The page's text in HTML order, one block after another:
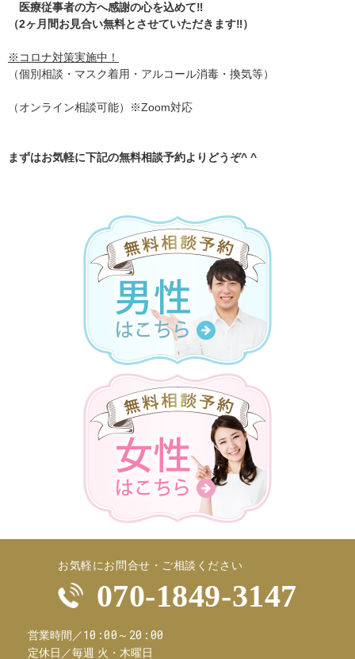
医療従事者の方へ感謝の心を込めて‼️
（2ヶ月間お見合い無料とさせていただきます‼️）
※コロナ対策実施中！
（個別相談・マスク着用・アルコール消毒・換気等）
（オンライン相談可能）※Zoom対応
まずはお気軽に下記の無料相談予約よりどうぞ^ ^
お気軽にお問合せ・ご相談ください
070-1849-3147
営業時間／10:00～20:00
定休日／毎週 火・木曜日